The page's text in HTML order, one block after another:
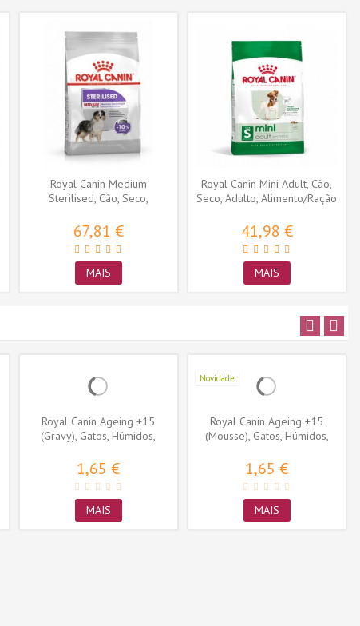
Royal Canin Medium
Sterilised, Cão, Seco,
67,81 €
MAIS
Royal Canin Mini Adult, Cão,
Seco, Adulto, Alimento/Ração
41,98 €
MAIS
Royal Canin Ageing +15
(Gravy), Gatos, Húmidos,
1,65 €
MAIS
Novidade
Royal Canin Ageing +15
(Mousse), Gatos, Húmidos,
1,65 €
MAIS